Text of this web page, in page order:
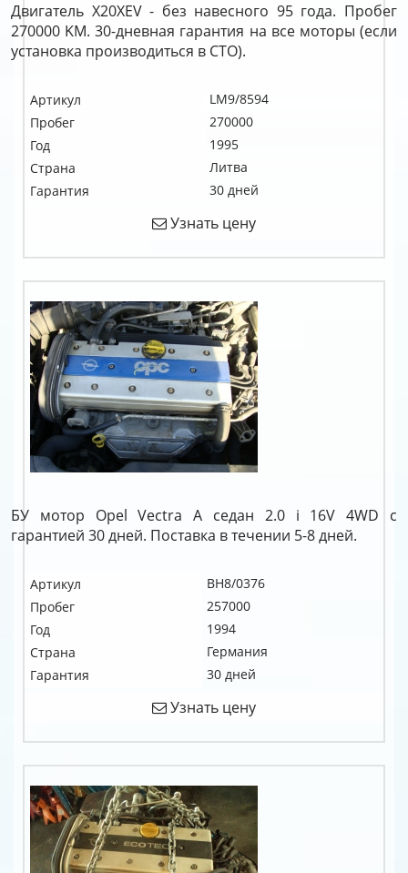
Двигатель X20XEV - без навесного 95 года. Пробег
270000 KM. 30-дневная гарантия на все моторы (если
установка производиться в СТО).
Артикул
LM9/8594
Пробег
270000
Год
1995
Страна
Литва
Гарантия
30 дней
Узнать цену
БУ мотор Opel Vectra A седан 2.0 i 16V 4WD c
гарантией 30 дней. Поставка в течении 5-8 дней.
Артикул
BH8/0376
Пробег
257000
Год
1994
Страна
Германия
Гарантия
30 дней
Узнать цену